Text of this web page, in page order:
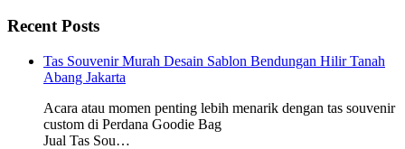
Recent Posts
Tas Souvenir Murah Desain Sablon Bendungan Hilir Tanah
Abang Jakarta
Acara atau momen penting lebih menarik dengan tas souvenir
custom di Perdana Goodie Bag
Jual Tas Sou…